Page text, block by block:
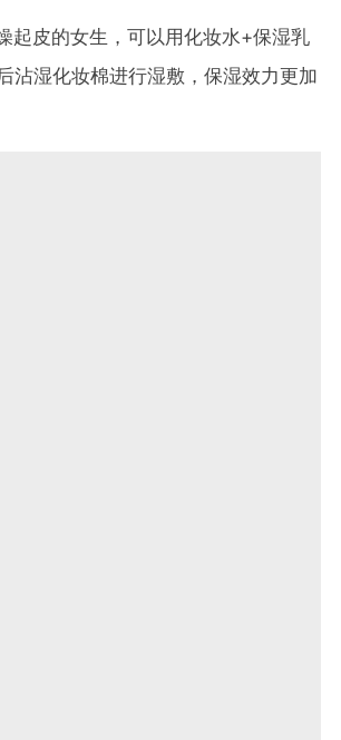
起皮的女生，可以用化妆水+保湿乳
沾湿化妆棉进行湿敷，保湿效力更加